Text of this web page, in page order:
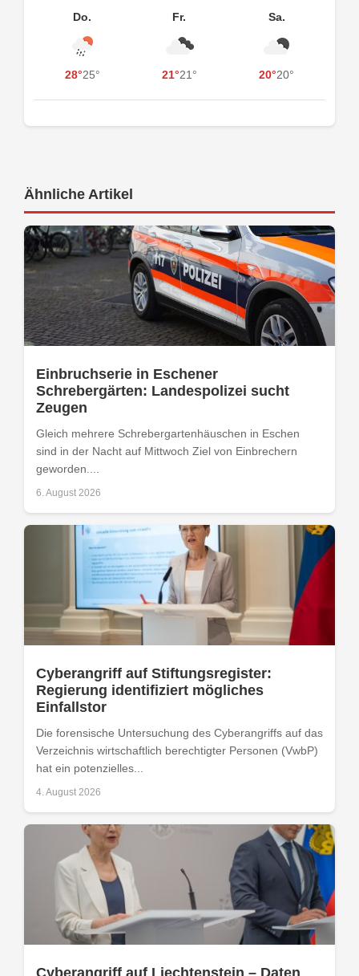
Do.
28°25°
Fr.
21°21°
Sa.
20°20°
Ähnliche Artikel
Einbruchserie in Eschener
Schrebergärten: Landespolizei sucht
Zeugen
Gleich mehrere Schrebergartenhäuschen in Eschen
sind in der Nacht auf Mittwoch Ziel von Einbrechern
geworden....
6. August 2026
Cyberangriff auf Stiftungsregister:
Regierung identifiziert mögliches
Einfallstor
Die forensische Untersuchung des Cyberangriffs auf das
Verzeichnis wirtschaftlich berechtigter Personen (VwbP)
hat ein potenzielles...
4. August 2026
Cyberangriff auf Liechtenstein – Daten